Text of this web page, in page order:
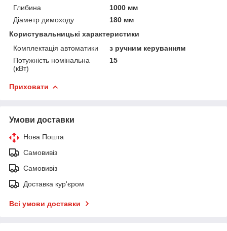
Глибина
1000 мм
Діаметр димоходу
180 мм
Користувальницькі характеристики
Комплектація автоматики
з ручним керуванням
Потужність номінальна
(кВт)
15
Приховати
Умови доставки
Нова Пошта
Самовивіз
Самовивіз
Доставка кур'єром
Всі умови доставки